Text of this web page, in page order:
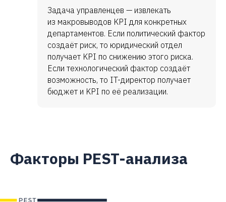
Задача управленцев — извлекать
из макровыводов KPI для конкретных
департаментов. Если политический фактор
создаёт риск, то юридический отдел
получает KPI по снижению этого риска.
Если технологический фактор создаёт
возможность, то IT-директор получает
бюджет и KPI по её реализации.
Факторы PEST-анализа